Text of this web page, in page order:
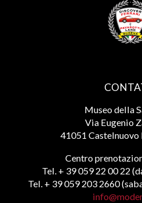
Museo della
Via Eugenio
41051 Castelnuovo
Centro
Tel. + 39 059 22 00 22
Tel. + 39 059 203 2660